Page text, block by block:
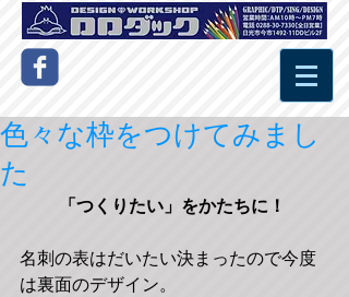
色々な枠をつけてみまし
た
「つくりたい」をかたちに！
名刺の表はだいたい決まったので今度
は裏面のデザイン。